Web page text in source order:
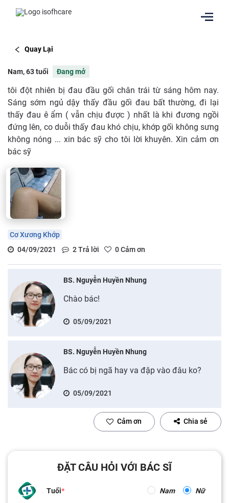
Quay Lại
Nam, 63 tuổi Đang mở
tôi đột nhiên bị đau đầu gối chân trái từ sáng hôm nay.
Sáng sớm ngủ dậy thấy đầu gối đau bất thường, đi lại
thấy đau ê ẩm ( vẫn chịu được ) nhất là khi đương ngồi
đứng lên, co duỗi thấy đau khó chịu, khớp gối không sưng
không nóng ... xin bác sỹ cho tôi lời khuyên. Xin cảm ơn
bác sỹ
Cơ Xương Khớp
04/09/2021
2Trả lời 0Cảm ơn
BS. Nguyễn Huyền Nhung
Chào bác!
05/09/2021
BS. Nguyễn Huyền Nhung
Bác có bị ngã hay va đập vào đâu ko?
05/09/2021
Cảm ơn Chia sẻ
ĐẶT CÂU HỎI VỚI BÁC SĨ
Tuổi Nam Nữ